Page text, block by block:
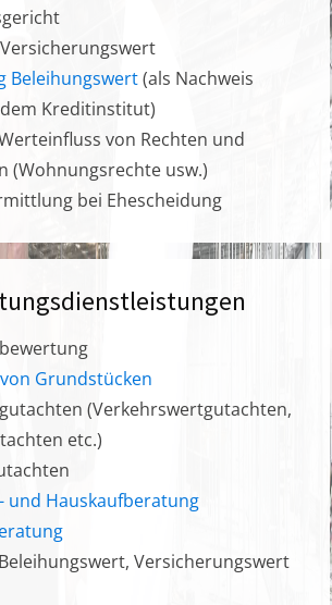
Beleihungswert(als Nachweis
Kreditinstitut)
von Rechten und
(Wohnungsrechte usw.)
bei Ehescheidung
Grundstücken
(Verkehrswertgutachten,
etc.)
und Hauskaufberatung
Versicherungswert